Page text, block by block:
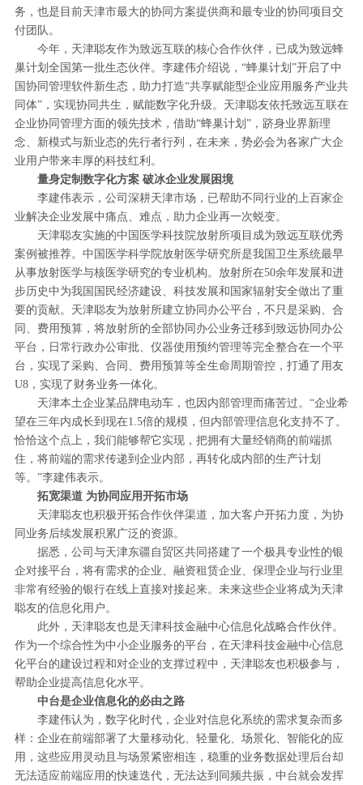
务，也是目前天津市最大的协同方案提供商和最专业的协同项目交
付团队。
今年，天津聪友作为致远互联的核心合作伙伴，已成为致远蜂
巢计划全国第一批生态伙伴。李建伟介绍说，“蜂巢计划”开启了中
国协同管理软件新生态，助力打造“共享赋能型企业应用服务产业共
同体”，实现协同共生，赋能数字化升级。天津聪友依托致远互联在
企业协同管理方面的领先技术，借助“蜂巢计划”，跻身业界新理
念、新模式与新业态的先行者行列，在未来，势必会为各家广大企
业用户带来丰厚的科技红利。
量身定制数字化方案 破冰企业发展困境
李建伟表示，公司深耕天津市场，已帮助不同行业的上百家企
业解决企业发展中痛点、难点，助力企业再一次蜕变。
天津聪友实施的中国医学科技院放射所项目成为致远互联优秀
案例被推荐。中国医学科学院放射医学研究所是我国卫生系统最早
从事放射医学与核医学研究的专业机构。放射所在50余年发展和进
步历史中为我国国民经济建设、科技发展和国家辐射安全做出了重
要的贡献。天津聪友为放射所建立协同办公平台，不只是采购、合
同、费用预算，将放射所的全部协同办公业务迁移到致远协同办公
平台，日常行政办公审批、仪器使用预约管理等完全整合在一个平
台，实现了采购、合同、费用预算等全生命周期管控，打通了用友
U8，实现了财务业务一体化。
天津本土企业某品牌电动车，也因内部管理而痛苦过。“企业希
望在三年内成长到现在1.5倍的规模，但内部管理信息化支持不了。
恰恰这个点上，我们能够帮它实现，把拥有大量经销商的前端抓
住，将前端的需求传递到企业内部，再转化成内部的生产计划
等。”李建伟表示。
拓宽渠道 为协同应用开拓市场
天津聪友也积极开拓合作伙伴渠道，加大客户开拓力度，为协
同业务后续发展积累广泛的资源。
据悉，公司与天津东疆自贸区共同搭建了一个极具专业性的银
企对接平台，将有需求的企业、融资租赁企业、保理企业与行业里
非常有经验的银行在线上直接对接起来。未来这些企业将成为天津
聪友的信息化用户。
此外，天津聪友也是天津科技金融中心信息化战略合作伙伴。
作为一个综合性为中小企业服务的平台，在天津科技金融中心信息
化平台的建设过程和对企业的支撑过程中，天津聪友也积极参与，
帮助企业提高信息化水平。
中台是企业信息化的必由之路
李建伟认为，数字化时代，企业对信息化系统的需求复杂而多
样：企业在前端部署了大量移动化、轻量化、场景化、智能化的应
用，这些应用灵动且与场景紧密相连，稳重的业务数据处理后台却
无法适应前端应用的快速迭代，无法达到同频共振，中台就会发挥